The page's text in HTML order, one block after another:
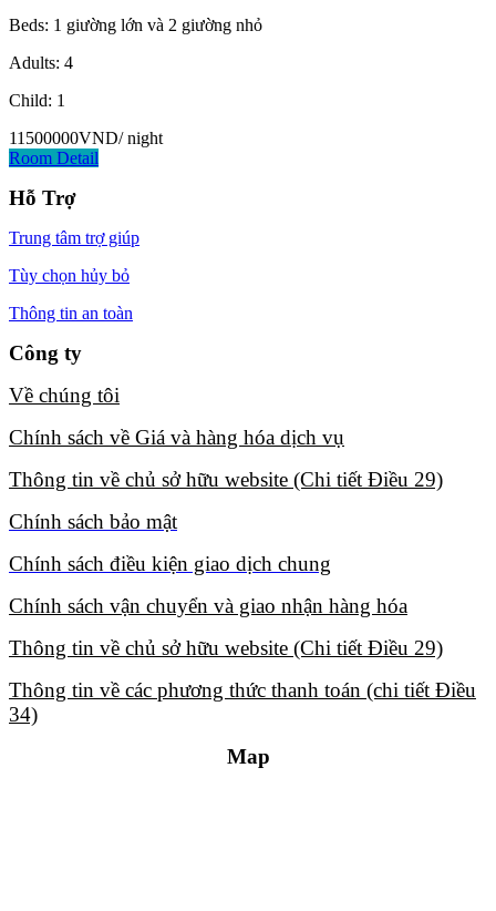
Beds: 1 giường lớn và 2 giường nhỏ
Adults: 4
Child: 1
11500000VND/ night
Room Detail
Hỗ Trợ
Trung tâm trợ giúp
Tùy chọn hủy bỏ
Thông tin an toàn
Công ty
Về chúng tôi​
Chính sách về Giá và hàng hóa dịch vụ​
Thông tin về chủ sở hữu website (Chi tiết Điều 29)​
Chính sách bảo mật​
Chính sách điều kiện giao dịch chung​
Chính sách vận chuyển và giao nhận hàng hóa​
Thông tin về chủ sở hữu website (Chi tiết Điều 29)​
Thông tin về các phương thức thanh toán (chi tiết Điều
34)​
Map